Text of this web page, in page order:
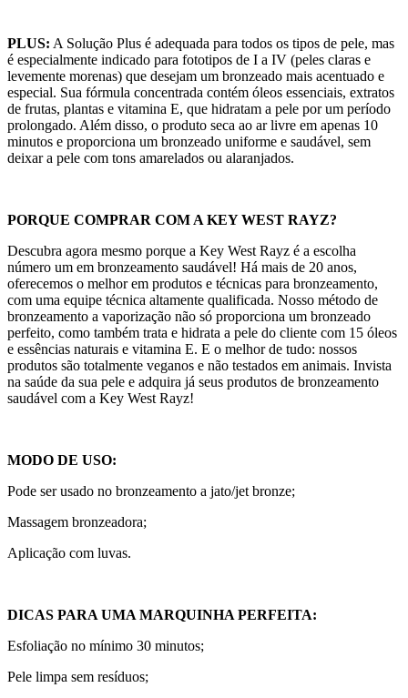
PLUS: A Solução Plus é adequada para todos os tipos de pele, mas
é especialmente indicado para fototipos de I a IV (peles claras e
levemente morenas) que desejam um bronzeado mais acentuado e
especial. Sua fórmula concentrada contém óleos essenciais, extratos
de frutas, plantas e vitamina E, que hidratam a pele por um período
prolongado. Além disso, o produto seca ao ar livre em apenas 10
minutos e proporciona um bronzeado uniforme e saudável, sem
deixar a pele com tons amarelados ou alaranjados.
PORQUE COMPRAR COM A KEY WEST RAYZ?
Descubra agora mesmo porque a Key West Rayz é a escolha
número um em bronzeamento saudável! Há mais de 20 anos,
oferecemos o melhor em produtos e técnicas para bronzeamento,
com uma equipe técnica altamente qualificada. Nosso método de
bronzeamento a vaporização não só proporciona um bronzeado
perfeito, como também trata e hidrata a pele do cliente com 15 óleos
e essências naturais e vitamina E. E o melhor de tudo: nossos
produtos são totalmente veganos e não testados em animais. Invista
na saúde da sua pele e adquira já seus produtos de bronzeamento
saudável com a Key West Rayz!
MODO DE USO:
Pode ser usado no bronzeamento a jato/jet bronze;
Massagem bronzeadora;
Aplicação com luvas.
DICAS PARA UMA MARQUINHA PERFEITA:
Esfoliação no mínimo 30 minutos;
Pele limpa sem resíduos;